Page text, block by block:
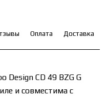
Оплата Доставка
Design CD 49 BZG G
и совместима с